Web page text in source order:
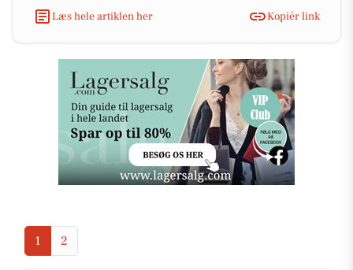
Læs hele artiklen her
Kopiér link
1 2